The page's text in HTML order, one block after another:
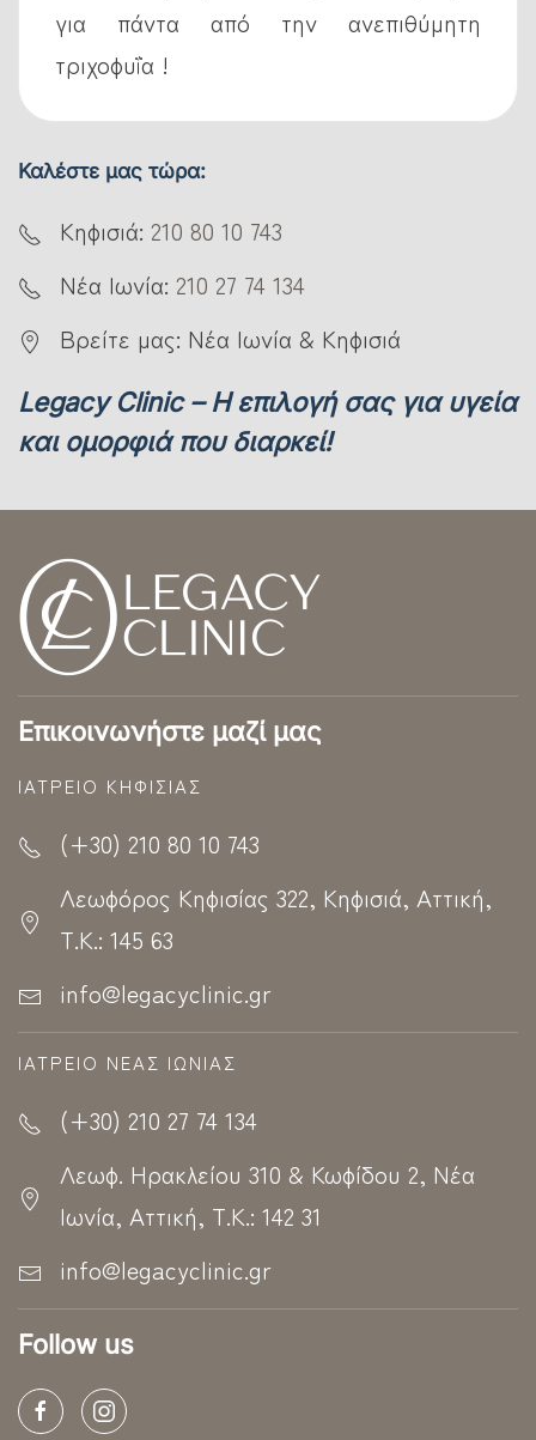
για πάντα από την ανεπιθύμητη
τριχοφυΐα !
Καλέστε μας τώρα:
Κηφισιά: 210 80 10 743
Νέα Ιωνία: 210 27 74 134
Βρείτε μας: Νέα Ιωνία & Κηφισιά
Legacy Clinic – Η επιλογή σας για υγεία
και ομορφιά που διαρκεί!
Επικοινωνήστε μαζί μας
ΙΑΤΡΕΊΟ ΚΗΦΙΣΊΑΣ
(+30) 210 80 10 743
Λεωφόρος Κηφισίας 322, Κηφισιά, Αττική,
Τ.Κ.: 145 63
info@legacyclinic.gr
ΙΑΤΡΕΊΟ ΝΈΑΣ ΙΩΝΊΑΣ
(+30) 210 27 74 134
Λεωφ. Ηρακλείου 310 & Κωφίδου 2, Νέα
Ιωνία, Αττική, Τ.Κ.: 142 31
info@legacyclinic.gr
Follow us